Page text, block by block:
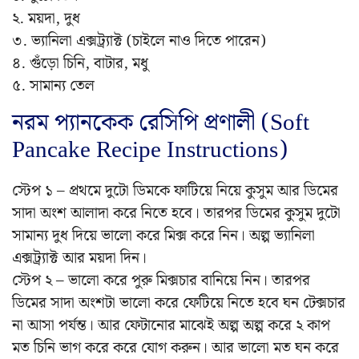
২. ময়দা, দুধ
৩. ভ্যানিলা এক্সট্র্যাক্ট (চাইলে নাও দিতে পারেন)
৪. গুঁড়ো চিনি, বাটার, মধু
৫. সামান্য তেল
নরম প্যানকেক রেসিপি প্রণালী (Soft
Pancake Recipe Instructions)
স্টেপ ১ – প্রথমে দুটো ডিমকে ফাটিয়ে নিয়ে কুসুম আর ডিমের
সাদা অংশ আলাদা করে নিতে হবে। তারপর ডিমের কুসুম দুটো
সামান্য দুধ দিয়ে ভালো করে মিক্স করে নিন। অল্প ভ্যানিলা
এক্সট্র্যাক্ট আর ময়দা দিন।
স্টেপ ২ – ভালো করে পুরু মিক্সচার বানিয়ে নিন। তারপর
ডিমের সাদা অংশটা ভালো করে ফেটিয়ে নিতে হবে ঘন টেক্সচার
না আসা পর্যন্ত। আর ফেটানোর মাঝেই অল্প অল্প করে ২ কাপ
মত চিনি ভাগ করে করে যোগ করুন। আর ভালো মত ঘন করে